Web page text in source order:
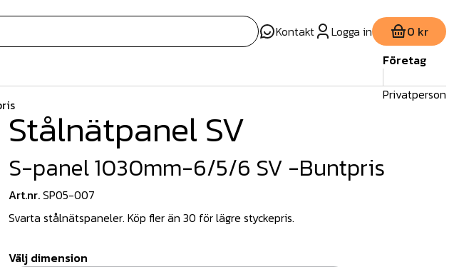
Kontakt Logga in 0 kr
Företag
Privatperson
Stålnätpanel SV
S-panel 1030mm-6/5/6 SV -Buntpris
Art.nr.SP05-007
Svarta stålnätspaneler. Köp fler än 30 för lägre styckepris.
Välj dimension